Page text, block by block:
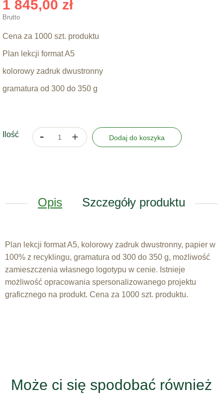
1 845,00 zł
Brutto
Cena za 1000 szt. produktu
Plan lekcji format A5
kolorowy zadruk dwustronny
gramatura od 300 do 350 g
Ilość Dodaj do koszyka
Opis Szczegóły produktu
Plan lekcji format A5, kolorowy zadruk dwustronny, papier w
100% z recyklingu, gramatura od 300 do 350 g, możliwość
zamieszczenia własnego logotypu w cenie. Istnieje
możliwość opracowania spersonalizowanego projektu
graficznego na produkt. Cena za 1000 szt. produktu.
Może ci się spodobać również